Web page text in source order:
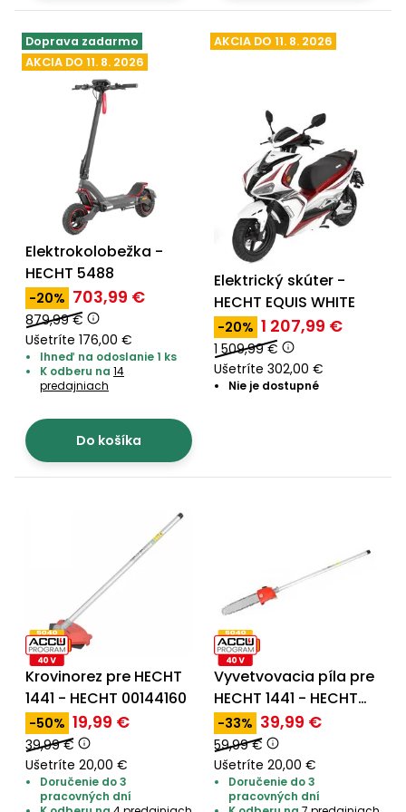
vozíky
Čerpadlá
a
vodárne
Vysokotlakové
umývačky
Zametacie
stroje
Snežné
frézy
Odhŕňače
a lopaty
na sneh
Postrekovače
a rosiče
Príslušenstvo
Príslušenstvo
Bagre
Doprava zadarmo
AKCIA DO 11. 8. 2026
Elektrokolobežka -
HECHT 5488
-20% 703,99 €
879,99 €
Ušetríte 176,00 €
Ihneď na odoslanie 1 ks
K odberu na 14
predajniach
Do košíka
AKCIA DO 11. 8. 2026
Elektrický skúter -
HECHT EQUIS WHITE
-20% 1 207,99 €
1 509,99 €
Ušetríte 302,00 €
Nie je dostupné
Krovinorez pre HECHT
1441 - HECHT 00144160
-50% 19,99 €
39,99 €
Ušetríte 20,00 €
Doručenie do 3
pracovných dní
Vyvetvovacia píla pre
HECHT 1441 - HECHT
00144161
-33% 39,99 €
59,99 €
Ušetríte 20,00 €
Doručenie do 3
pracovných dní